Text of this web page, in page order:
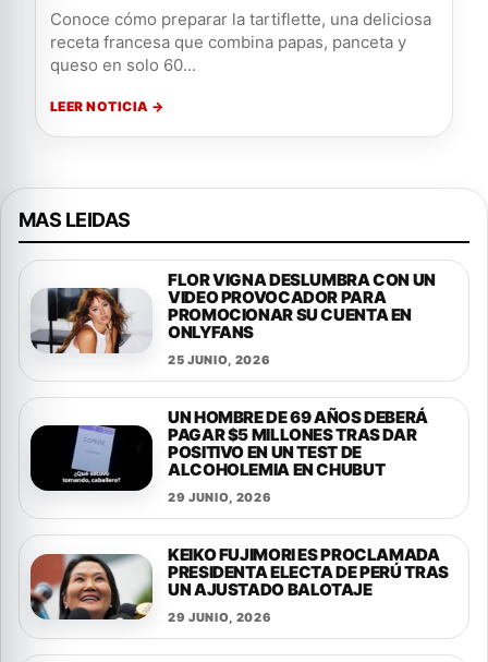
Conoce cómo preparar la tartiflette, una deliciosa
receta francesa que combina papas, panceta y
queso en solo 60...
LEER NOTICIA →
MAS LEIDAS
FLOR VIGNA DESLUMBRA CON UN
VIDEO PROVOCADOR PARA
PROMOCIONAR SU CUENTA EN
ONLYFANS
25 JUNIO, 2026
UN HOMBRE DE 69 AÑOS DEBERÁ
PAGAR $5 MILLONES TRAS DAR
POSITIVO EN UN TEST DE
ALCOHOLEMIA EN CHUBUT
29 JUNIO, 2026
KEIKO FUJIMORI ES PROCLAMADA
PRESIDENTA ELECTA DE PERÚ TRAS
UN AJUSTADO BALOTAJE
29 JUNIO, 2026